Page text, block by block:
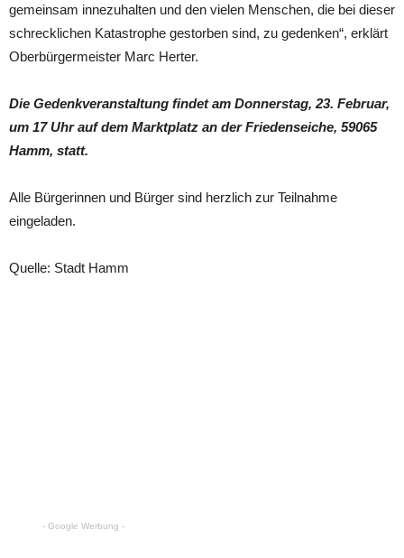
gemeinsam innezuhalten und den vielen Menschen, die bei dieser
schrecklichen Katastrophe gestorben sind, zu gedenken“, erklärt
Oberbürgermeister Marc Herter.
Die Gedenkveranstaltung findet am Donnerstag, 23. Februar,
um 17 Uhr auf dem Marktplatz an der Friedenseiche, 59065
Hamm, statt.
Alle Bürgerinnen und Bürger sind herzlich zur Teilnahme
eingeladen.
Quelle: Stadt Hamm
- Google Werbung -